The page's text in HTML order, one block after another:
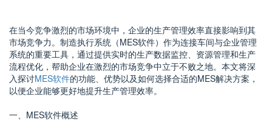
在当今竞争激烈的市场环境中，企业的生产管理效率直接影响到其
市场竞争力。制造执行系统（MES软件）作为连接车间与企业管理
系统的重要工具，通过提供实时的生产数据监控、资源管理和生产
流程优化，帮助企业在激烈的市场竞争中立于不败之地。本文将深
入探讨MES软件的功能、优势以及如何选择合适的MES解决方案，
以便企业能够更好地提升生产管理效率。
一、MES软件概述